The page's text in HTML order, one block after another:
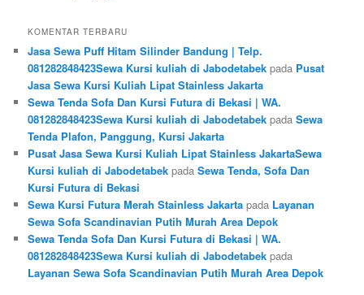
KOMENTAR TERBARU
Jasa Sewa Puff Hitam Silinder Bandung | Telp.
081282848423Sewa Kursi kuliah di Jabodetabek pada Pusat
Jasa Sewa Kursi Kuliah Lipat Stainless Jakarta
Sewa Tenda Sofa Dan Kursi Futura di Bekasi | WA.
081282848423Sewa Kursi kuliah di Jabodetabek padaSewa
Tenda Plafon, Panggung, Kursi Jakarta
Pusat Jasa Sewa Kursi Kuliah Lipat Stainless JakartaSewa
Kursi kuliah di Jabodetabek padaSewa Tenda, Sofa Dan
Kursi Futura di Bekasi
Sewa Kursi Futura Merah Stainless Jakarta pada Layanan
Sewa Sofa Scandinavian Putih Murah Area Depok
Sewa Tenda Sofa Dan Kursi Futura di Bekasi | WA.
081282848423Sewa Kursi kuliah di Jabodetabek pada
Layanan Sewa Sofa Scandinavian Putih Murah Area Depok